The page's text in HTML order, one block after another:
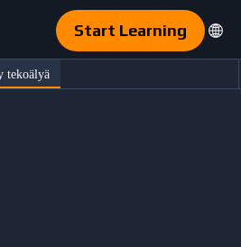
Start Learning
tekoälyä